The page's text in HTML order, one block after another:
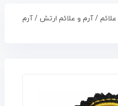
/آرم و علائم ارتش/ آرم